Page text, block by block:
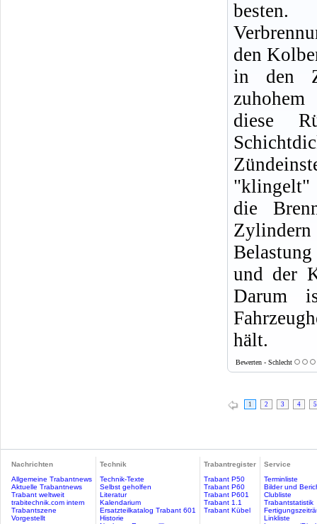
den
in den
diese
"klingelt"
die
und der
Darum
hält.
Bewerten - Schlecht
1 2 3 4 5
Nachrichten
Allgemeine Trabantnews
Aktuelle Trabantnews
Trabant weltweit
trabitechnik.com intern
Trabantszene
Vorgestellt
Technik
Technik-Texte
Selbst geholfen
Literatur
Kalendarium
Ersatzteilkatalog Trabant 601
Historie
Trabantregister
Trabant P50
Trabant P60
Trabant P601
Trabant 1.1
Trabant Kübel
Service
Terminliste
Bilder und
Clubliste
Trabantstatistik
Linkliste